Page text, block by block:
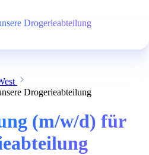
Drogerieabteilung
Drogerieabteilung
(m/w/d) für